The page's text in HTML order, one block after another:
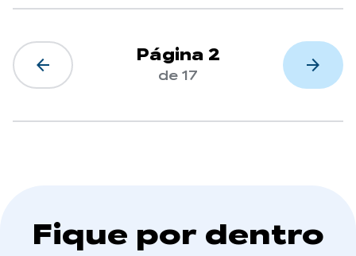
arrow_back Página 2
de 17 arrow_forward
Fique por dentro